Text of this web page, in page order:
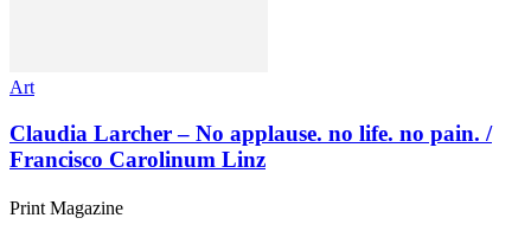
Art
Claudia Larcher – No applause. no life. no pain. /
Francisco Carolinum Linz
Print Magazine